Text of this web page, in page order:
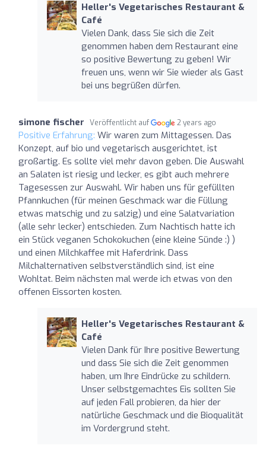
Heller's Vegetarisches Restaurant &
Café
Vielen Dank, dass Sie sich die Zeit
genommen haben dem Restaurant eine
so positive Bewertung zu geben! Wir
freuen uns, wenn wir Sie wieder als Gast
bei uns begrüßen dürfen.
simone fischer Veröffentlicht auf 2 years ago
Positive Erfahrung: Wir waren zum Mittagessen. Das
Konzept, auf bio und vegetarisch ausgerichtet, ist
großartig. Es sollte viel mehr davon geben. Die Auswahl
an Salaten ist riesig und lecker, es gibt auch mehrere
Tagesessen zur Auswahl. Wir haben uns für gefüllten
Pfannkuchen (für meinen Geschmack war die Füllung
etwas matschig und zu salzig) und eine Salatvariation
(alle sehr lecker) entschieden. Zum Nachtisch hatte ich
ein Stück veganen Schokokuchen (eine kleine Sünde :) )
und einen Milchkaffee mit Haferdrink. Dass
Milchalternativen selbstverständlich sind, ist eine
Wohltat. Beim nächsten mal werde ich etwas von den
offenen Eissorten kosten.
Heller's Vegetarisches Restaurant &
Café
Vielen Dank für Ihre positive Bewertung
und dass Sie sich die Zeit genommen
haben, um Ihre Eindrücke zu schildern.
Unser selbstgemachtes Eis sollten Sie
auf jeden Fall probieren, da hier der
natürliche Geschmack und die Bioqualität
im Vordergrund steht.